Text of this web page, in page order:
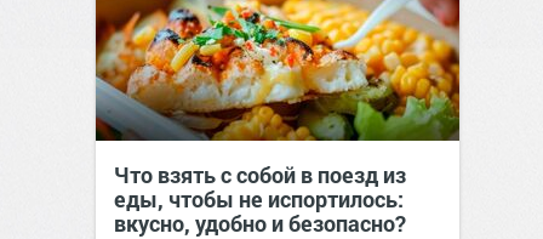
Что взять с собой в поезд из
еды, чтобы не испортилось:
вкусно, удобно и безопасно?